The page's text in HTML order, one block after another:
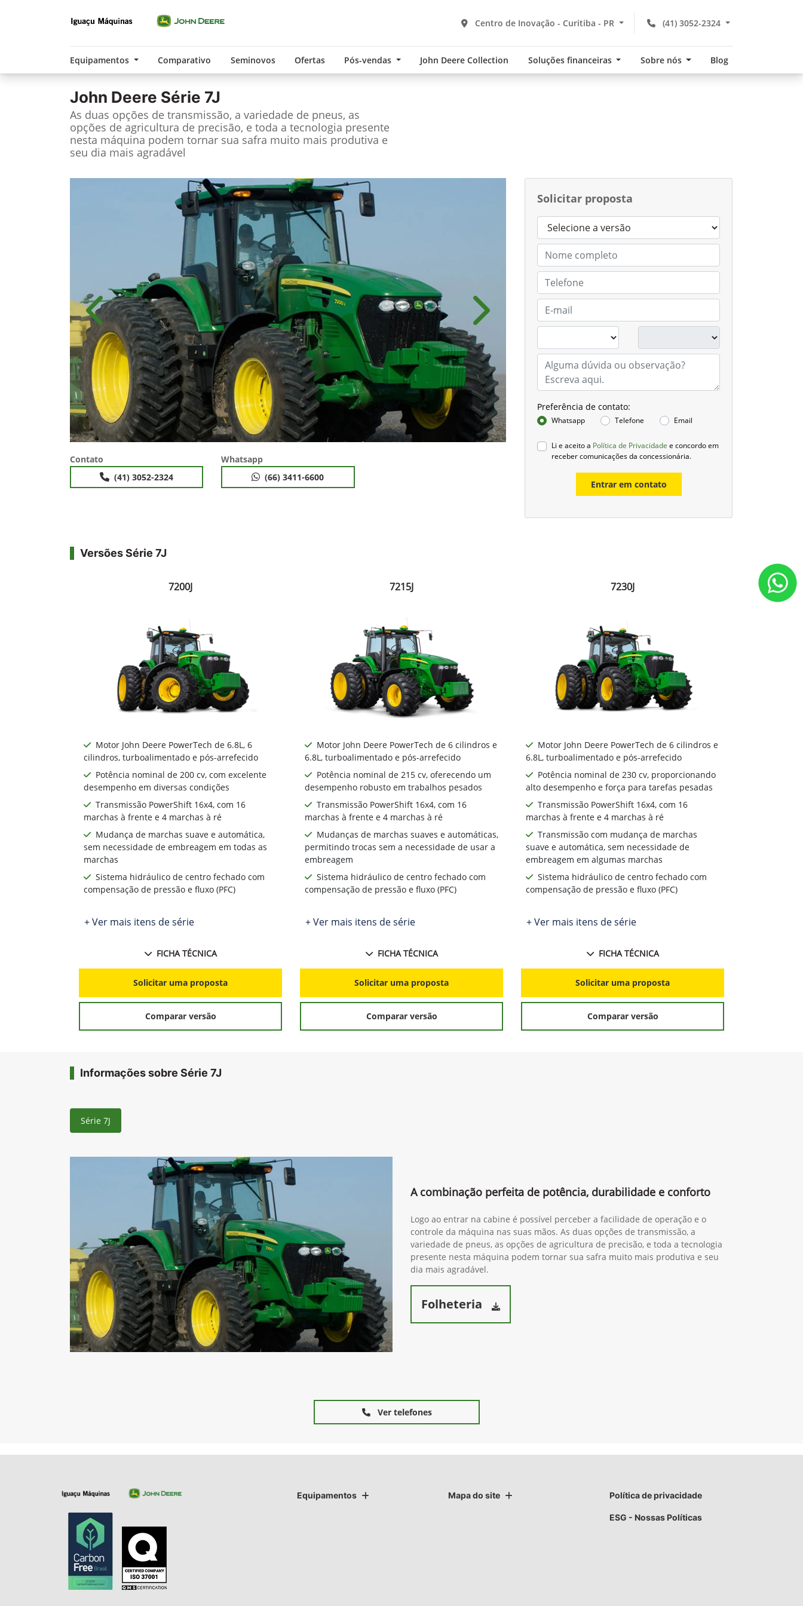
(41) 3052-2324
Centro de Inovação - Curitiba - PR
Equipamentos Comparativo Seminovos Ofertas Pós-vendas John Deere Collection Soluções financeiras Sobre nós Blog
John Deere Série 7J
As duas opções de transmissão, a variedade de pneus, as
opções de agricultura de precisão, e toda a tecnologia presente
nesta máquina podem tornar sua safra muito mais produtiva e
seu dia mais agradável
Solicitar proposta
Preferência de contato:
Whatsapp Telefone Email
Li e aceito a Política de Privacidade e concordo em
receber comunicações da concessionária.
Entrar em contato
Anterior Próximo
Contato
(41) 3052-2324
Whatsapp
(66) 3411-6600
Versões Série 7J
7200J
Motor John Deere PowerTech de 6.8L, 6
cilindros, turboalimentado e pós-arrefecido
Potência nominal de 200 cv, com excelente
desempenho em diversas condições
Transmissão PowerShift 16x4, com 16
marchas à frente e 4 marchas à ré
Mudança de marchas suave e automática,
sem necessidade de embreagem em todas as
marchas
Sistema hidráulico de centro fechado com
compensação de pressão e fluxo (PFC)
+ Ver mais itens de série
FICHA TÉCNICA
Solicitar uma proposta
Comparar versão
7215J
Motor John Deere PowerTech de 6 cilindros e
6.8L, turboalimentado e pós-arrefecido
Potência nominal de 215 cv, oferecendo um
desempenho robusto em trabalhos pesados
Transmissão PowerShift 16x4, com 16
marchas à frente e 4 marchas à ré
Mudanças de marchas suaves e automáticas,
permitindo trocas sem a necessidade de usar a
embreagem
Sistema hidráulico de centro fechado com
compensação de pressão e fluxo (PFC)
+ Ver mais itens de série
FICHA TÉCNICA
Solicitar uma proposta
Comparar versão
7230J
Motor John Deere PowerTech de 6 cilindros e
6.8L, turboalimentado e pós-arrefecido
Potência nominal de 230 cv, proporcionando
alto desempenho e força para tarefas pesadas
Transmissão PowerShift 16x4, com 16
marchas à frente e 4 marchas à ré
Transmissão com mudança de marchas
suave e automática, sem necessidade de
embreagem em algumas marchas
Sistema hidráulico de centro fechado com
compensação de pressão e fluxo (PFC)
+ Ver mais itens de série
FICHA TÉCNICA
Solicitar uma proposta
Comparar versão
Informações sobre Série 7J
Série 7J
A combinação perfeita de potência, durabilidade e conforto
Logo ao entrar na cabine é possível perceber a facilidade de operação e o
controle da máquina nas suas mãos. As duas opções de transmissão, a
variedade de pneus, as opções de agricultura de precisão, e toda a tecnologia
presente nesta máquina podem tornar sua safra muito mais produtiva e seu
dia mais agradável.
Folheteria
Ver telefones
Equipamentos Mapa do site Política de privacidade
ESG - Nossas Políticas